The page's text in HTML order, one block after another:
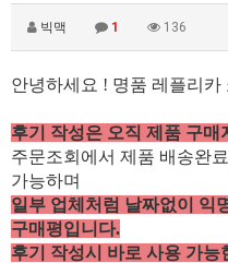
빅맥 1 136
안녕하세요 ! 명품 레플리
후기 작성은 오직 제품 구매
주문조회에서 제품 배송완
가능하며
일부 업체처럼 날짜없이 익
구매평입니다.
후기 작성시 바로 사용 가능